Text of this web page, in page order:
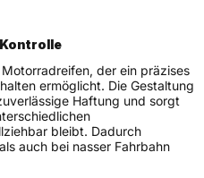
Sommerreifen
CONTIATTACK SM 2
Front
Sport
der ein präzises
ermöglicht. Die Gestaltung
Haftung und sorgt
bleibt. Dadurch
auch bei nasser Fahrbahn